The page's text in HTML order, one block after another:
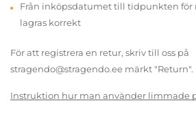
Från inköpsdatumet till tidpunkten för
lagras korrekt
För att registrera en retur, skriv till oss på
stragendo@stragendo.ee märkt "Return".
Instruktion hur man använder limmade